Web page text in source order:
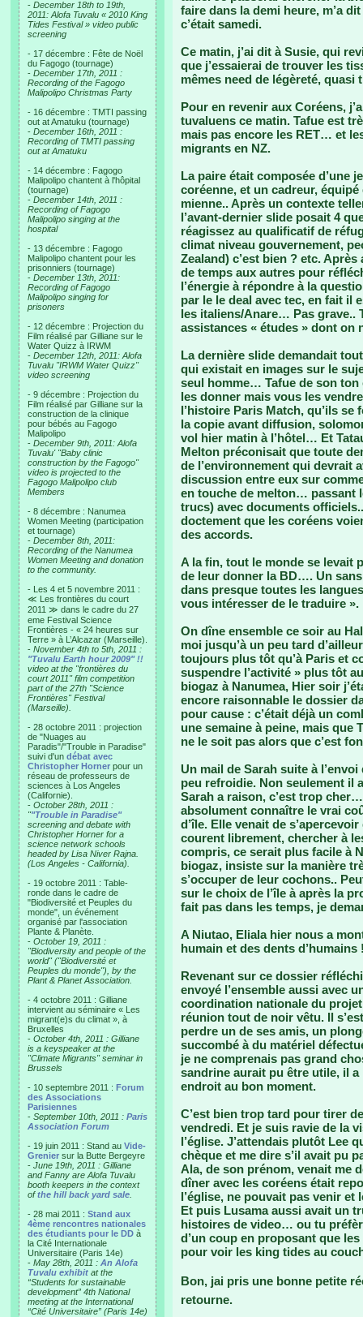
- December 18th to 19th,
2011: Alofa Tuvalu « 2010 King
Tides Festival » video public
screening
- 17 décembre : Fête de Noël
du Fagogo (tournage)
- December 17th, 2011 :
Recording of the Fagogo
Malipolipo Christmas Party
- 16 décembre : TMTI passing
out at Amatuku (tournage)
- December 16th, 2011 :
Recording of TMTI passing
out at Amatuku
- 14 décembre : Fagogo
Malipolipo chantent à l'hôpital
(tournage)
- December 14th, 2011 :
Recording of Fagogo
Malipolipo singing at the
hospital
- 13 décembre : Fagogo
Malipolipo chantent pour les
prisonniers (tournage)
- December 13th, 2011:
Recording of Fagogo
Malipolipo singing for
prisoners
- 12 décembre : Projection du
Film réalisé par Gilliane sur le
Water Quizz à IRWM
- December 12th, 2011: Alofa
Tuvalu "IRWM Water Quizz"
video screening
- 9 décembre : Projection du
Film réalisé par Gilliane sur la
construction de la clinique
pour bébés au Fagogo
Malipolipo
- December 9th, 2011: Alofa
Tuvalu' "Baby clinic
construction by the Fagogo"
video is projected to the
Fagogo Malipolipo club
Members
- 8 décembre : Nanumea
Women Meeting (participation
et tournage)
- December 8th, 2011:
Recording of the Nanumea
Women Meeting and donation
to the community.
- Les 4 et 5 novembre 2011 :
≪ Les frontières du court
2011 ≫ dans le cadre du 27
eme Festival Science
Frontières - « 24 heures sur
Terre » à L’Alcazar (Marseille).
- November 4th to 5th, 2011 :
"Tuvalu Earth hour 2009" !!
video at the "frontières du
court 2011" film competition
part of the 27th "Science
Frontières" Festival
(Marseille).
- 28 octobre 2011 : projection
de "Nuages au
Paradis"/"Trouble in Paradise"
suivi d'un débat avec
Christopher Horner pour un
réseau de professeurs de
sciences à Los Angeles
(Californie).
- October 28th, 2011 :
""Trouble in Paradise"
screening and debate with
Christopher Horner for a
science network schools
headed by Lisa Niver Rajna.
(Los Angeles - California).
- 19 octobre 2011 : Table-
ronde dans le cadre de
"Biodiversité et Peuples du
monde", un événement
organisé par l'association
Plante & Planète.
- October 19, 2011 :
"Biodiversity and people of the
world" ("Biodiversité et
Peuples du monde"), by the
Plant & Planet Association.
- 4 octobre 2011 : Gilliane
intervient au séminaire « Les
migrant(e)s du climat », à
Bruxelles
- October 4th, 2011 : Gilliane
is a keyspeaker at the
"Climate Migrants" seminar in
Brussels
- 10 septembre 2011 : Forum
des Associations
Parisiennes
- September 10th, 2011 : Paris
Association Forum
- 19 juin 2011 : Stand au Vide-
Grenier sur la Butte Bergeyre
- June 19th, 2011 : Gilliane
and Fanny are Alofa Tuvalu
booth keepers in the context
ofthe hill back yard sale
- 28 mai 2011 : Stand aux
4ème rencontres nationales
des étudiants pour le DD à
la Cité Internationale
Universitaire (Paris 14e)
- May 28th, 2011 : An Alofa
Tuvalu exhibit at the
“Students for sustainable
development” 4th National
meeting at the International
“Cité Universitaire” (Paris 14e)
faire dans la demi heure, m’a
c’était samedi.
Ce matin, j’ai dit à Susie, qui
que j’essaierai de trouver les
mêmes need de légèreté,
Pour en revenir aux Coréens,
tuvaluens ce matin. Tafue est
mais pas encore les RET… et
migrants en NZ.
La paire était composée d’une
coréenne, et un cadreur,
mienne.. Après un contexte
l’avant-dernier slide posait 4
réagissez au qualificatif de
climat niveau gouvernement,
Zealand) c’est bien ? etc.
de temps aux autres pour
l’énergie à répondre à la
par le le deal avec tec, en fait il
les italiens/Anare… Pas grave..
assistances « études » dont on
La dernière slide demandait
qui existait en images sur le
seul homme… Tafue de son ton
les donner mais vous les
l’histoire Paris Match, qu’ils
la copie avant diffusion,
vol hier matin à l’hôtel… Et
Melton préconisait que toute
de l’environnement qui devrait
discussion entre eux sur
en touche de melton… passant
trucs) avec documents
doctement que les coréens
des accords.
A la fin, tout le monde se levait
de leur donner la BD…. Un
dans presque toutes les
vous intéresser de le traduire
On dîne ensemble ce soir au
moi jusqu’à un peu tard
toujours plus tôt qu’à Paris et
suspendre l’activité » plus tôt
biogaz à Nanumea, Hier soir
encore raisonnable le dossier
pour cause : c’était déjà un
une semaine à peine, mais que
ne le soit pas alors que c’est
Un mail de Sarah suite à
peu refroidie. Non seulement il
Sarah a raison, c’est trop
absolument connaître le vrai
d’île. Elle venait de
courent librement, chercher à
compris, ce serait plus facile à
biogaz, insiste sur la manière
s’occuper de leur cochons..
sur le choix de l’île à après la
fait pas dans les temps, je
A Niutao, Eliala hier nous a
humain et des dents
Revenant sur ce dossier
envoyé l’ensemble aussi avec
coordination nationale du
réunion tout de noir vêtu. Il
perdre un de ses amis, un
succombé à du matériel
je ne comprenais pas grand
sandrine aurait pu être utile, il
endroit au bon moment.
C’est bien trop tard pour tirer
vendredi. Et je suis ravie de la
l’église. J’attendais plutôt Lee
chèque et me dire s’il avait pu
Ala, de son prénom, venait me
dîner avec les coréens était
l’église, ne pouvait pas venir et
Et puis Lusama aussi avait un
histoires de video… ou tu
d’un coup en proposant que
pour voir les king tides au
Bon, jai pris une bonne petite
retourne.